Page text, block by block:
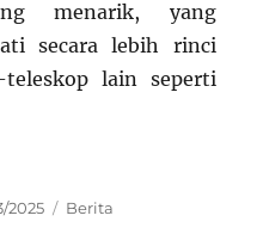
menarik, yang
secara lebih rinci
teleskop lain seperti
2025 Categories
Berita